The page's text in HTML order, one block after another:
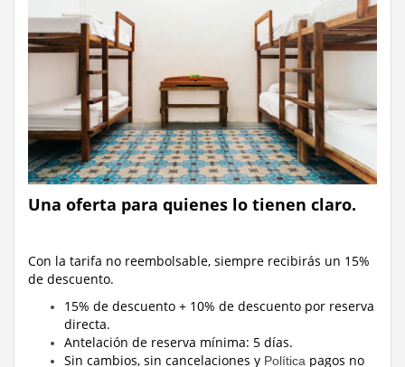
Una oferta para quienes lo tienen claro.
Con la tarifa no reembolsable, siempre recibirás un 15%
de descuento.
15% de descuento + 10% de descuento por reserva
directa.
Antelación de reserva mínima: 5 días.
Sin cambios, sin cancelaciones y Política pagos no